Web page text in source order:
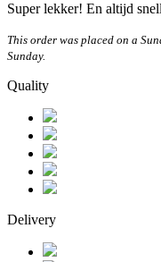
Super lekker! En altijd
This order was placed on a
Sunday.
Quality
Delivery